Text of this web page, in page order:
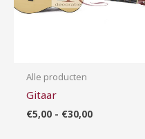
Alle producten
Gitaar
€5,00 - €30,00